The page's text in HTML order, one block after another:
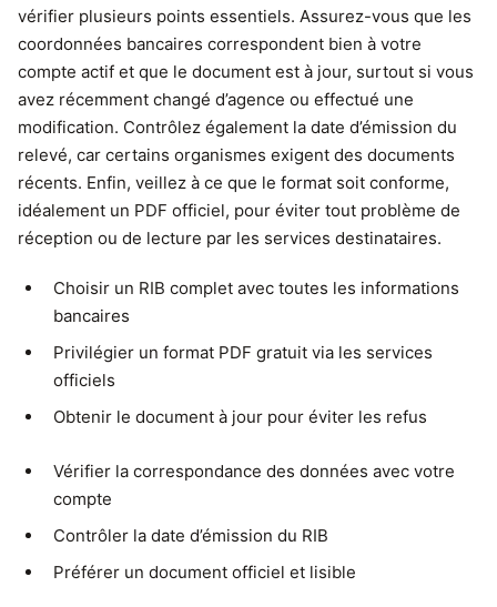
vérifier plusieurs points essentiels. Assurez-vous que les
coordonnées bancaires correspondent bien à votre
compte actif et que le document est à jour, surtout si vous
avez récemment changé d’agence ou effectué une
modification. Contrôlez également la date d’émission du
relevé, car certains organismes exigent des documents
récents. Enfin, veillez à ce que le format soit conforme,
idéalement un PDF officiel, pour éviter tout problème de
réception ou de lecture par les services destinataires.
Choisir un RIB complet avec toutes les informations
bancaires
Privilégier un format PDF gratuit via les services
officiels
Obtenir le document à jour pour éviter les refus
Vérifier la correspondance des données avec votre
compte
Contrôler la date d’émission du RIB
Préférer un document officiel et lisible